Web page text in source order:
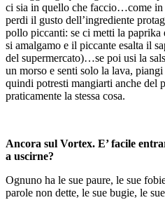
ci sia in quello che faccio…come in
perdi il gusto dell’ingrediente
pollo piccanti: se ci metti la paprika
si amalgamo e il piccante esalta il
del supermercato)…se poi usi la
un morso e senti solo la lava,
quindi potresti mangiarti anche del
praticamente la stessa cosa.
Ancora sul Vortex. E’ facile
a uscirne?
Ognuno ha le sue paure, le sue
parole non dette, le sue bugie, le